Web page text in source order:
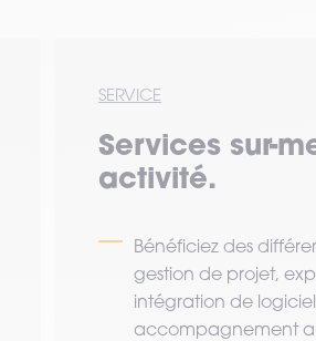
SERVICE
Services sur-
activité.
Bénéficiez des
gestion de projet,
intégration de
accompagnement